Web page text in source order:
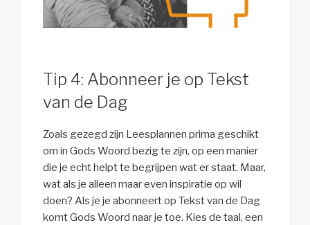
Tip 4: Abonneer je op Tekst
van de Dag
Zoals gezegd zijn Leesplannen prima geschikt
om in Gods Woord bezig te zijn, op een manier
die je echt helpt te begrijpen wat er staat. Maar,
wat als je alleen maar even inspiratie op wil
doen? Als je je abonneert op Tekst van de Dag
komt Gods Woord naar je toe. Kies de taal, een